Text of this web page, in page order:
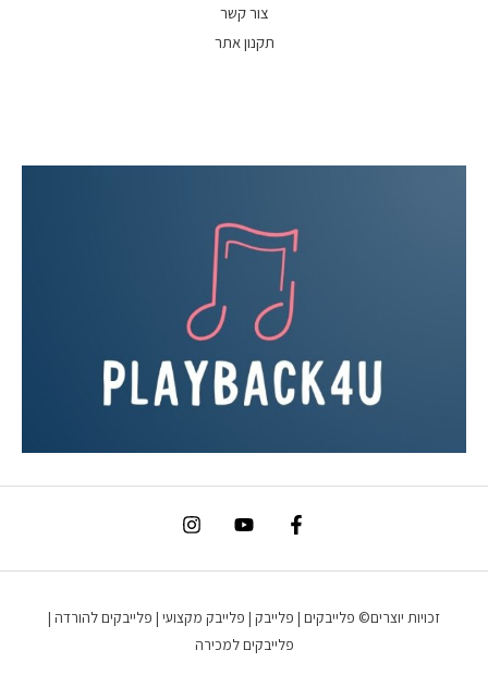
צור קשר
תקנון אתר
זכויות יוצרים© פלייבקים | פלייבק | פלייבק מקצועי | פלייבקים להורדה |
פלייבקים למכירה